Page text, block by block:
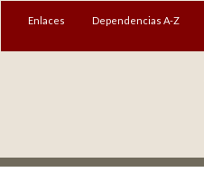
MENÚ
Enlaces Dependencias A-Z